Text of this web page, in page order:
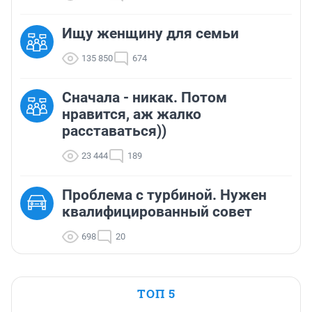
Ищу женщину для семьи
135 850 674
Сначала - никак. Потом
нравится, аж жалко
расставаться))
23 444 189
Проблема с турбиной. Нужен
квалифицированный совет
698 20
ТОП 5